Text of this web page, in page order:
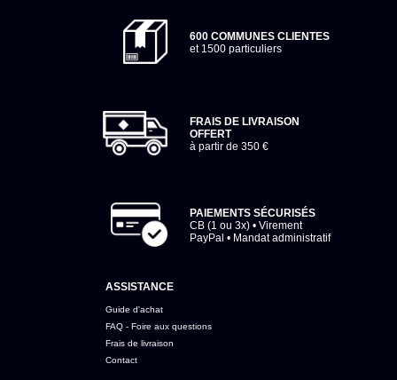
600 COMMUNES CLIENTES
et 1500 particuliers
FRAIS DE LIVRAISON
OFFERT
à partir de 350 €
PAIEMENTS SÉCURISÉS
CB (1 ou 3x) • Virement
PayPal • Mandat administratif
ASSISTANCE
Guide d'achat
FAQ - Foire aux questions
Frais de livraison
Contact